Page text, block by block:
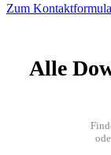
Zum
Alle